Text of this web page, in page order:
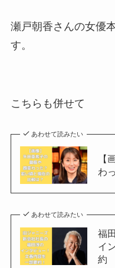
瀬戸朝香さんの女優
す。
こちらも併せて
あわせて読みたい
【
わ
あわせて読みたい
福
イ
約